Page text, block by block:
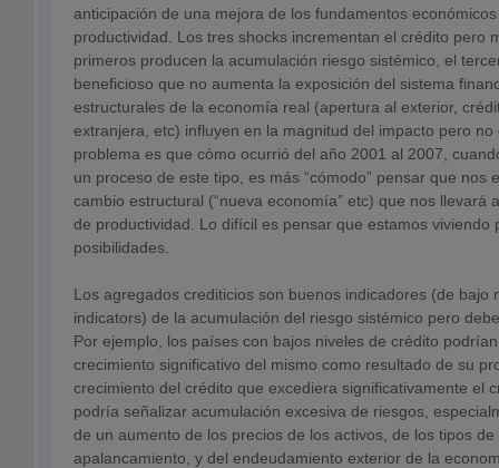
anticipación de una mejora de los fundamentos
productividad. Los tres shocks incrementan el crédito pero
primeros producen la acumulación riesgo sistémico, el
beneficioso que no aumenta la exposición del sistema
estructurales de la economía real (apertura al exterior,
extranjera, etc) influyen en la magnitud del impacto pero no
problema es que cómo ocurrió del año 2001 al 2007,
un proceso de este tipo, es más “cómodo” pensar que nos
cambio estructural (“nueva economía” etc) que nos llevará
de productividad. Lo difícil es pensar que estamos viviendo
posibilidades.
Los agregados crediticios son buenos indicadores (de bajo
indicators) de la acumulación del riesgo sistémico pero
Por ejemplo, los países con bajos niveles de crédito
crecimiento significativo del mismo como resultado de su
crecimiento del crédito que excediera significativamente el
podría señalizar acumulación excesiva de riesgos,
de un aumento de los precios de los activos, de los tipos
apalancamiento, y del endeudamiento exterior de la